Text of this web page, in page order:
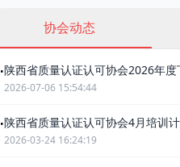
协会动态
•陕西省质量认证认可协会2026年
2026-07-06 15:54:44
•陕西省质量认证认可协会4月培训
2026-03-24 16:24:19